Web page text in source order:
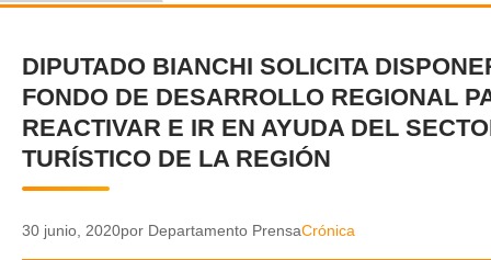
CRÓNICA
DEPORTES
ENTRETENIMIENTO Y CULTURA
POLICIAL
✕
DIPUTADO BIANCHI SOLICITA
FONDO DE DESARROLLO REGIONAL
REACTIVAR E IR EN AYUDA DEL
TURÍSTICO DE LA REGIÓN
30 junio, 2020por Departamento PrensaCrónica